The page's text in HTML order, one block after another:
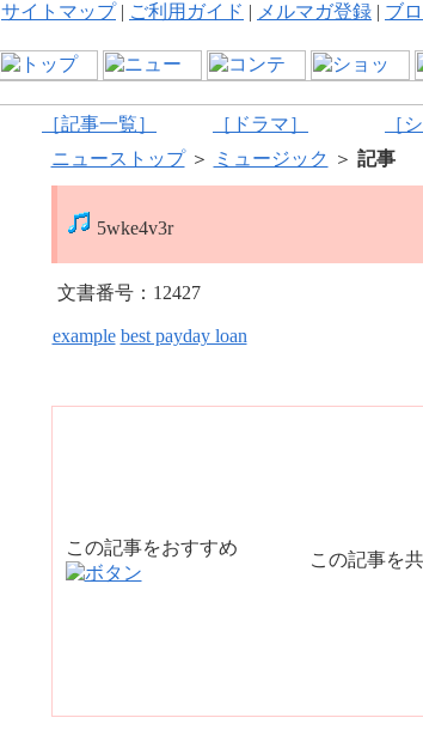
サイトマップ| ご利用ガイド | メルマガ登録 | ブ
［記事一覧］ ［ドラマ］ ［
ニューストップ＞ ミュージック ＞ 記事
5wke4v3r
文書番号：12427
example best payday loan
この記事をおすすめ
この記事を